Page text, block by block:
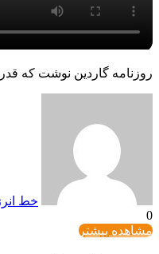
روزنامه گاردین نوشت که
خط
0
مشاهده بیشتر